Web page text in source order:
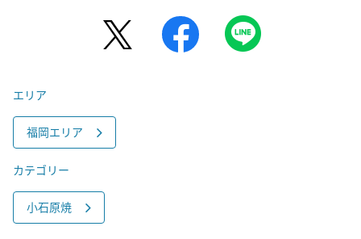
エリア
福岡エリア
カテゴリー
小石原焼